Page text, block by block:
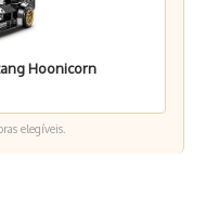
Hoonicorn
elegíveis.